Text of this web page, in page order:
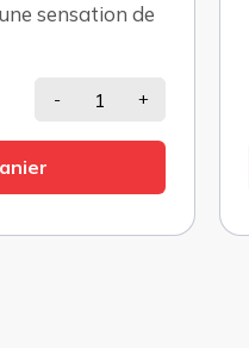
sensation de
- +